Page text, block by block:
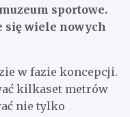
sportowe.
się wiele nowych
w fazie koncepcji.
kilkaset metrów
nie tylko